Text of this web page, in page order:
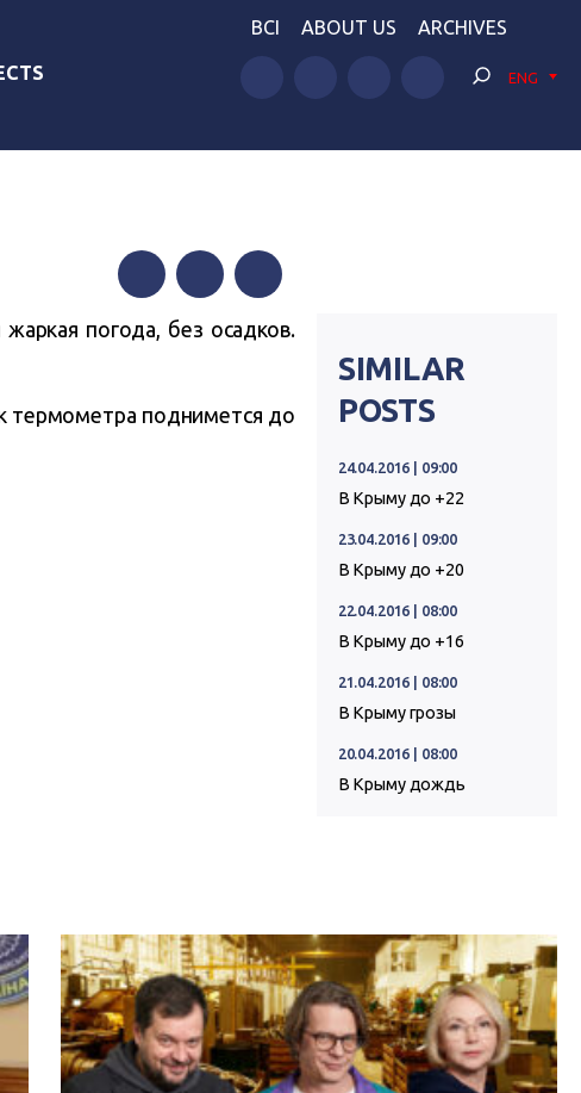
BCI ABOUT US ARCHIVES
ENG
FacebookTwitterTelegram
погода, без осадков.
термометра поднимется до
SIMILAR
POSTS
24.04.2016 | 09:00
В Крыму до +22
23.04.2016 | 09:00
В Крыму до +20
22.04.2016 | 08:00
В Крыму до +16
21.04.2016 | 08:00
В Крыму грозы
20.04.2016 | 08:00
В Крыму дождь